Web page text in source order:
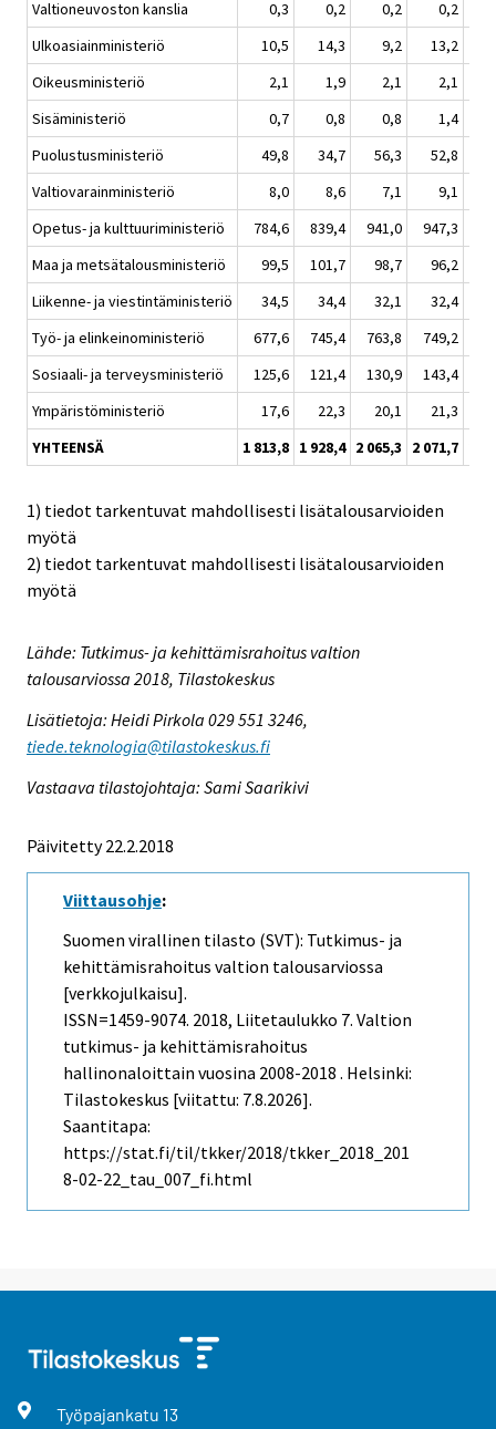
Valtioneuvoston kanslia
0,3 0,2 0,2 0,2
Ulkoasiainministeriö
10,5 14,3 9,2 13,2
Oikeusministeriö
2,1 1,9 2,1 2,1
Sisäministeriö
0,7 0,8 0,8 1,4
Puolustusministeriö
49,8 34,7 56,3 52,8
Valtiovarainministeriö
8,0 8,6 7,1 9,1
Opetus- ja kulttuuriministeriö
784,6 839,4 941,0 947,3
Maa ja metsätalousministeriö
99,5 101,7 98,7 96,2
Liikenne- ja viestintäministeriö
34,5 34,4 32,1 32,4
Työ- ja elinkeinoministeriö
677,6 745,4 763,8 749,2
Sosiaali- ja terveysministeriö
125,6 121,4 130,9 143,4
Ympäristöministeriö
17,6 22,3 20,1 21,3
YHTEENSÄ
1 813,8 1 928,4 2 065,3 2 071,7
1) tiedot tarkentuvat mahdollisesti lisätalousarvioiden
myötä
2) tiedot tarkentuvat mahdollisesti lisätalousarvioiden
myötä
Lähde: Tutkimus- ja kehittämisrahoitus valtion
talousarviossa 2018, Tilastokeskus
Lisätietoja: Heidi Pirkola 029 551 3246,
tiede.teknologia@tilastokeskus.fi
Vastaava tilastojohtaja: Sami Saarikivi
Päivitetty 22.2.2018
Viittausohje:
Suomen virallinen tilasto (SVT): Tutkimus- ja
kehittämisrahoitus valtion talousarviossa
[verkkojulkaisu].
ISSN=1459-9074. 2018, Liitetaulukko 7. Valtion
tutkimus- ja kehittämisrahoitus
hallinonaloittain vuosina 2008-2018 . Helsinki:
Tilastokeskus [viitattu: 7.8.2026].
Saantitapa:
https://stat.fi/til/tkker/2018/tkker_2018_201
8-02-22_tau_007_fi.html
Työpajankatu 13